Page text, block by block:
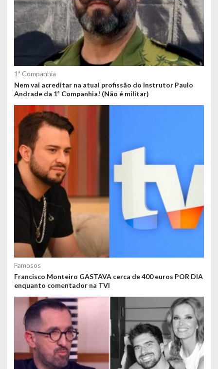
1ª Companhia
Nem vai acreditar na atual profissão do instrutor Paulo
Andrade da 1ª Companhia! (Não é militar)
Famosos
Francisco Monteiro GASTAVA cerca de 400 euros POR DIA
enquanto comentador na TVI